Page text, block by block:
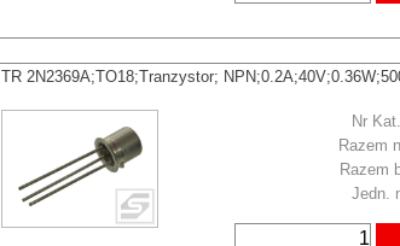
TR 2N2369A;TO18;Tranzystor;
Nr Kat.
Razem
Razem
Jedn.